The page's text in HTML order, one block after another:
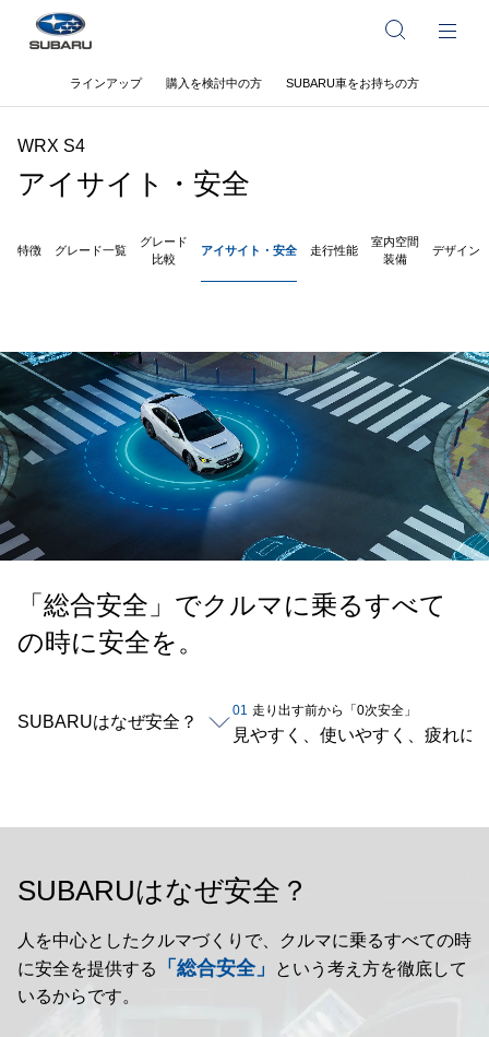
ラインアップ 購入を検討中の方 SUBARU車をお持ちの方
WRX S4
アイサイト・安全
特徴 グレード一覧
グレード
比較
アイサイト・安全 走行性能
室内空間
装備
デザイン
「総合安全」でクルマに乗るすべて
の時に安全を。
SUBARUはなぜ安全？
01 走り出す前から「0次安全」
見やすく、使いやすく、疲れに
SUBARUはなぜ安全？
人を中心としたクルマづくりで、クルマに乗るすべての時
に安全を提供する
「総合安全」
という考え方を徹底して
いるからです。